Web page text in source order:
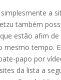
a
também
estão afim
mesmo tempo.
papo por
da lista a